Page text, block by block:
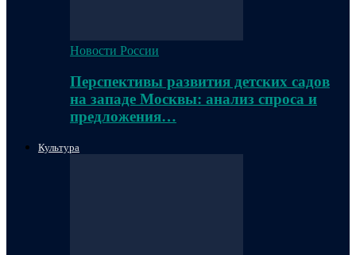
Новости России
Перспективы развития детских садов
на западе Москвы: анализ спроса и
предложения…
Культура